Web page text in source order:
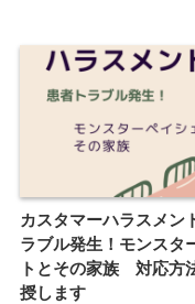
カスタマーハラスメン
ラブル発生！モンスタ
トとその家族 対応方
授します